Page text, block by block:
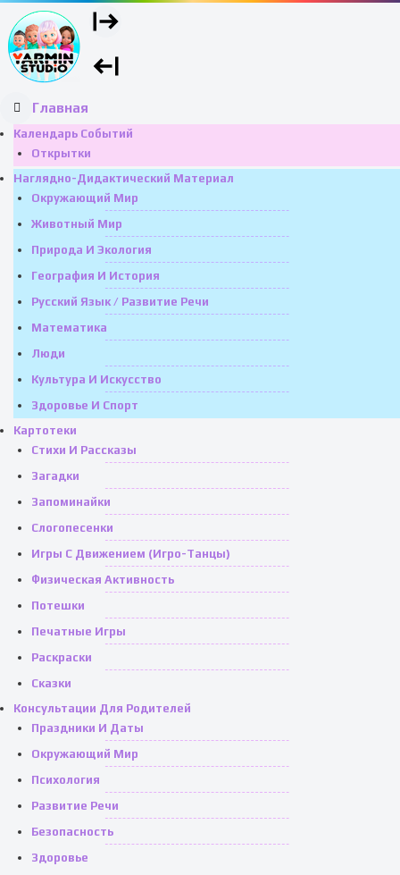
Главная
Календарь Событий
Открытки
Наглядно-Дидактический Материал
Окружающий Мир
Животный Мир
Природа И Экология
География И История
Русский Язык / Развитие Речи
Математика
Люди
Культура И Искусство
Здоровье И Спорт
Картотеки
Стихи И Рассказы
Загадки
Запоминайки
Слогопесенки
Игры С Движением (игро-Танцы)
Физическая Активность
Потешки
Печатные Игры
Раскраски
Сказки
Консультации Для Родителей
Праздники И Даты
Окружающий Мир
Психология
Развитие Речи
Безопасность
Здоровье